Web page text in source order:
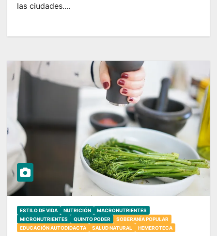
las ciudades.…
ESTILO DE VIDA NUTRICIÓN
MACRONUTRIENTES
MICRONUTRIENTES
QUINTO PODER
SOBERANÍA POPULAR
EDUCACIÓN AUTODIDACTA
SALUD NATURAL HEMEROTECA